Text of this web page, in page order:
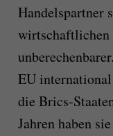
Handelspartner
EU
die Brics-
Jahren haben